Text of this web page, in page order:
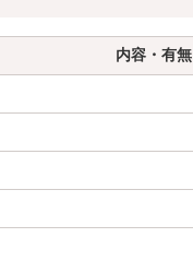
内容・有無